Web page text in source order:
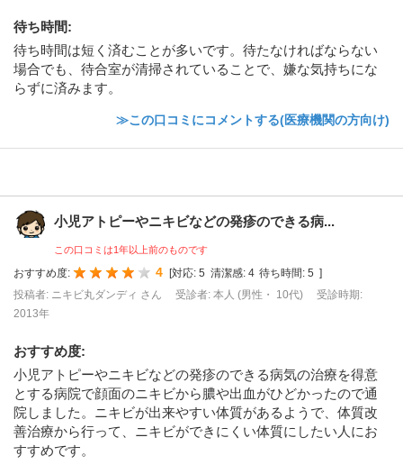
待ち時間:
待ち時間は短く済むことが多いです。待たなければならない
場合でも、待合室が清掃されていることで、嫌な気持ちにな
らずに済みます。
≫この口コミにコメントする(医療機関の方向け)
小児アトピーやニキビなどの発疹のできる病...
この口コミは1年以上前のものです
おすすめ度: 4 対応: 5 清潔感: 4 待ち時間: 5
投稿者: ニキビ丸ダンディ さん
受診者: 本人 (男性・ 10代)
受診時期:
2013年
おすすめ度:
小児アトピーやニキビなどの発疹のできる病気の治療を得意
とする病院で顔面のニキビから膿や出血がひどかったので通
院しました。ニキビが出来やすい体質があるようで、体質改
善治療から行って、ニキビができにくい体質にしたい人にお
すすめです。